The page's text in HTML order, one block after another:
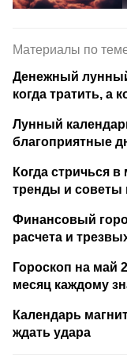
Материалы по
Денежный
когда тратить, а
Лунный
благоприятные
Когда стричься
тренды и советы
Финансовый
расчета и
Гороскоп на май
месяц каждому
Календарь
ждать удара